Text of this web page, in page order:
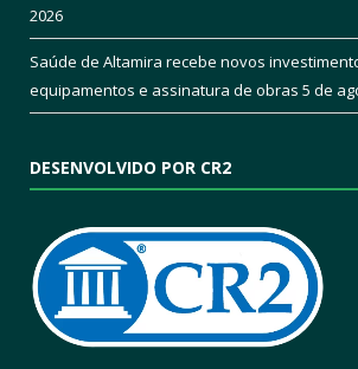
2026
Saúde de Altamira recebe novos
equipamentos e assinatura de obras 5 de
DESENVOLVIDO POR CR2